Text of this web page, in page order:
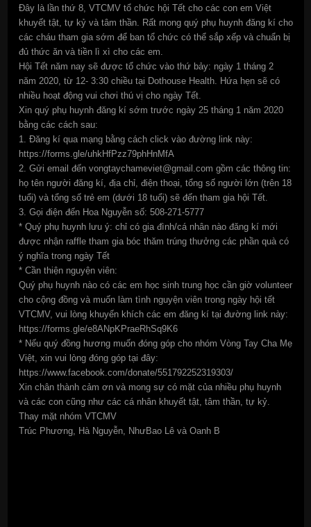
Đây là lần thứ 8, VTCMV tổ chức hội Tết cho các con em Việt
khuyết tật, tự kỷ và tâm thần. Rất mong quý phụ huynh đăng kí cho
các cháu tham gia sớm để ban tổ chức có thể sắp xếp và chuẩn bị
đủ thức ăn và tiền lì xì cho các em.
Hội Tết năm nay sẽ được tổ chức vào thứ bảy: ngày 1 tháng 2
năm 2020, từ 12- 3:30 chiều tại Dothouse Health. Hứa hẹn sẽ có
nhiều hoạt động vui chơi thú vị cho ngày Tết.
Xin quý phụ huynh đăng kí sớm trước ngày 25 tháng 1 năm 2020
bằng các cách sau:
1. Đăng kí qua mạng bằng cách click vào đường link này:
https://forms.gle/uhkHfPzz79phHnMfA
2. Gửi email đến vongtaychameviet@gmail.com gồm các thông tin:
họ tên người đăng kí, địa chỉ, điện thoại, tổng số người lớn (trên 18
tuổi) và tổng số trẻ em (dưới 18 tuổi) sẽ đến tham gia hội Tết.
3. Gọi điện đến Hoa Nguyễn số: 508-271-5777
* Quý phụ huynh lưu ý: chỉ có gia đình/cá nhân nào đăng kí mới
được nhận raffle tham gia bóc thăm trúng thưởng các phần quà có
ý nghĩa trong ngày Tết
* Cần thiện nguyện viên:
Quý phụ huynh nào có các em học sinh trung học cần giờ volunteer
cho cộng đồng và muốn làm tình nguyện viên trong ngày hội tết
VTCMV, vui lòng khuyến khích các em đăng kí tại đường link này:
https://forms.gle/e8ANpKPraeRhSq9K6
* Nếu quý đồng hương muốn đóng góp cho nhóm Vòng Tay Cha Mẹ
Việt, xin vui lòng đóng góp tại đây:
https://www.facebook.com/donate/551792252319303/
Xin chân thành cảm ơn và mong sự có mặt của nhiều phụ huynh
và các con cũng như các cá nhân khuyết tật, tâm thần, tự kỷ.
Thay mặt nhóm VTCMV
Trúc Phương, Hà Nguyễn, NhưBao Lê và Oanh B